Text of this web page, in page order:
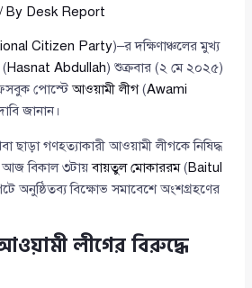
/ By Desk Report
Citizen Party)–র দক্ষিণাঞ্চলের মুখ্য
(Hasnat Abdullah) শুক্রবার (২ মে ২০২৫)
পোস্টেআওয়ামী লীগ(Awami
জানান।
ছাড়া গণহত্যাকারী আওয়ামী লীগকে নিষিদ্ধ
আজ বিকাল ৩টায়বায়তুল মোকাররম(Baitul
অনুষ্ঠিতব্য বিক্ষোভ সমাবেশে অংশগ্রহণের
লীগের বিরুদ্ধে